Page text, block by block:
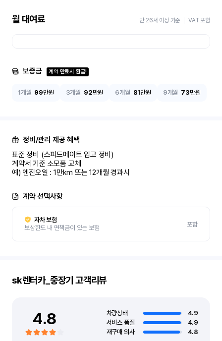
월 대여료 만 26세 이상 기준 VAT 포함
보증금 계약 만료시 환급!
1개월 99만원 3개월 92만원 6개월 81만원 9개월 73만원
정비/관리 제공 혜택
표준 정비 (스피드메이트 입고 정비)
계약서 기준 소모품 교체
예) 엔진오일 : 1만km 또는 12개월 경과시
계약 선택사항
자차 보험
보상한도 내 면책금이 있는 보험
포함
sk렌터카_중장기 고객리뷰
4.8 차량상태
4.9
서비스 품질
4.9
재구매 의사
4.8